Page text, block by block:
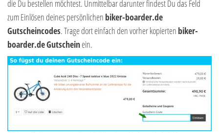
die Du bestellen möchtest. Unmittelbar darunter findest Du das Feld
zum Einlösen deines persönlichen biker-boarder.de
Gutscheincodes. Trage dort einfach den vorher kopierten biker-
boarder.deGutscheinein.